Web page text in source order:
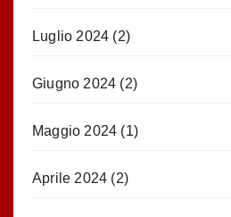
Luglio 2024 (2)
Giugno 2024 (2)
Maggio 2024 (1)
Aprile 2024 (2)